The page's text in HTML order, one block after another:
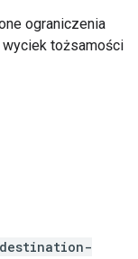
ograniczenia
tożsamości